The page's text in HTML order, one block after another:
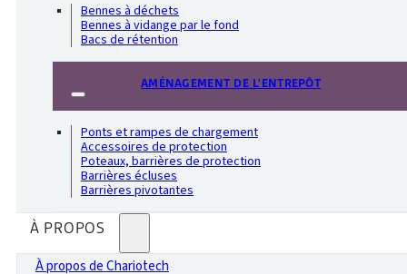
Bennes à déchets
Bennes à vidange par le fond
Bacs de rétention
AMÉNAGEMENT DE L'ENTREPÔT
Ponts et rampes de chargement
Accessoires de protection
Poteaux, barrières de protection
Barrières écluses
Barrières pivotantes
À PROPOS
À propos de Chariotech